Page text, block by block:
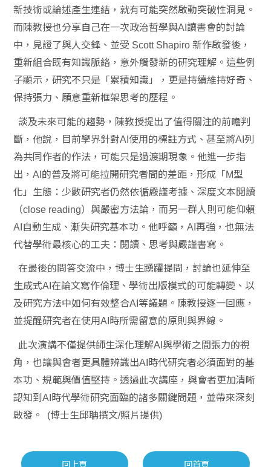
新技術或論述產生連結，就有可能突然啟動突破性洞見。
而陳教授也分享自己在一次政治哲學與AI讀書會的討論
中，見證了與人交鋒、並受 Scott Shapiro新作啟發後，
重新組合既有知識脈絡，意外觸發新的研究理解。這些例
子顯示，研究不只是「累積知識」，更是持續維持好奇、
保持張力、願意重新框架思考的歷程。
談及未來可能的趨勢，陳教授提出了值得關注的前瞻判
斷，他說，目前學界針對AI使用的標註方式、甚至將AI列
為共同作者的作法，可能只是過渡期現象。他進一步指
出，AI 的普及將可能拉開研究者間的差距，形成「M型
化」生態：少數研究者仍然依循嚴謹考據、深度文本閱讀
（close reading）與嚴密方法論，而另一群人則可能仰賴
AI 自動生成、漸失研究基本功。他呼籲，AI再強，也無法
代替學術最核心的工夫：閱讀、思考與嚴謹書寫。
在最後的問答交流中，博士生踴躍提問，討論也延伸至
生成式AI在論文寫作倫理、學術出版模式的可能轉變、以
及研究方法中如何有效整合AI 等議題。陳教授逐一回應，
並提醒研究者在使用AI 時所需留意的原則與界線。
此次演講不僅提供師生深化理解AI 與學術之間張力的視
角，也讓與會者更具體辨識出AI 時代研究者必須面對的基
本功、規範與價值堅持。透過此次講座，與會者更加清晰
認知到AI 時代學術研究面臨的諸多關鍵問題，並帶來深刻
啟發。
(博士生邱聃撰文/照片提供)
回上頁 回首頁